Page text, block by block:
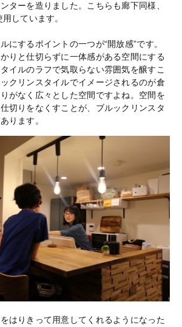
ターを造りました。こちらも廊下同様、
しています。
にするポイントの一つが“開放感”です。
りと仕切らずに一体感がある空間にする
イルのラフで気取らない雰囲気を醸すこ
クリンスタイルでイメージされるのが倉
がなく広々とした空間ですよね。空間を
切りをなくすことが、ブルックリンスタ
ります。
をはりきって用意してくれるようになった